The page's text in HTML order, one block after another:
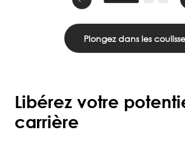
Plongez dans les
Libérez votre
carrière